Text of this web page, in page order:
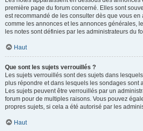
première page du forum concerné. Elles sont
est recommandé de les consulter dès que vous en
comme les annonces et les annonces générales,
les notes sont définies par les administrateurs du
Haut
Que sont les sujets verrouillés ?
Les sujets verrouillés sont des sujets dans
plus répondre et dans lesquels les sondages sont
Les sujets peuvent être verrouillés par un
forum pour de multiples raisons. Vous pouvez
propres sujets, si cela a été autorisé par les
Haut